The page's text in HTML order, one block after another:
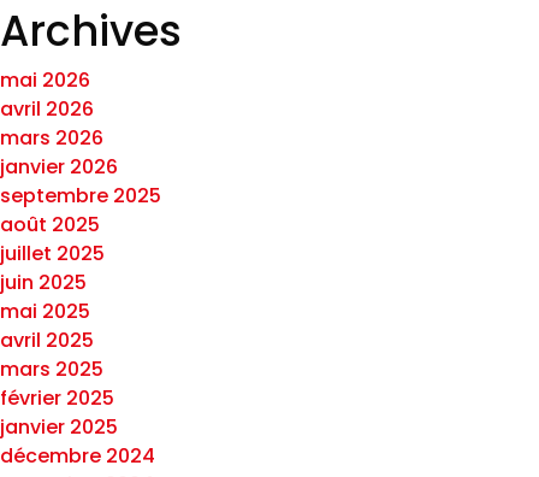
Archives
mai 2026
avril 2026
mars 2026
janvier 2026
septembre 2025
août 2025
juillet 2025
juin 2025
mai 2025
avril 2025
mars 2025
février 2025
janvier 2025
décembre 2024